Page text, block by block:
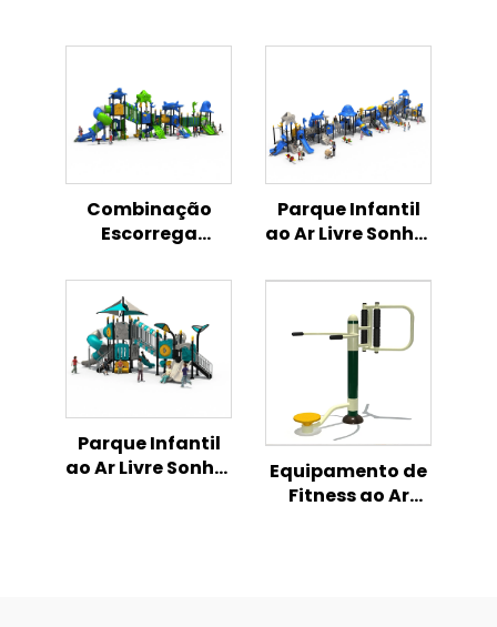
Combinação
Escorrega
Oceânica Infantil
Parque Exterior
Parque Infantil
ao Ar Livre Sonho,
Combinado
Fusão Seguro e
Divertido
Parque Infantil
ao Ar Livre Sonho,
Equipamento de
Fitness ao Ar